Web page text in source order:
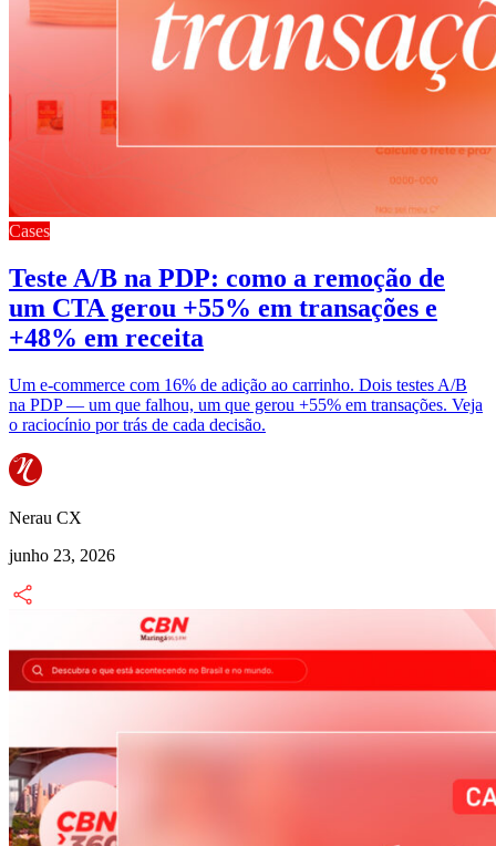
Cases
Teste A/B na PDP: como a remoção de
um CTA gerou +55% em transações e
+48% em receita
Um e-commerce com 16% de adição ao carrinho. Dois testes A/B
na PDP — um que falhou, um que gerou +55% em transações. Veja
o raciocínio por trás de cada decisão.
Nerau CX
junho 23, 2026